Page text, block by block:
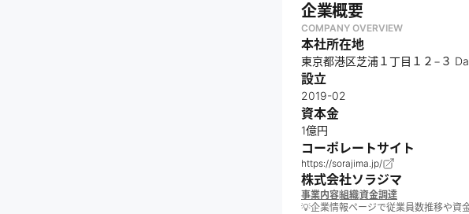
企業概要
COMPANY OVERVIEW
本社所在地
東京都港区芝浦１丁目１２−３
設立
2019-02
資本金
1億円
コーポレートサイト
https://sorajima.jp/
株式会社ソラジマ
事業内容組織資金調達
💡企業情報ページで従業員数推移や資